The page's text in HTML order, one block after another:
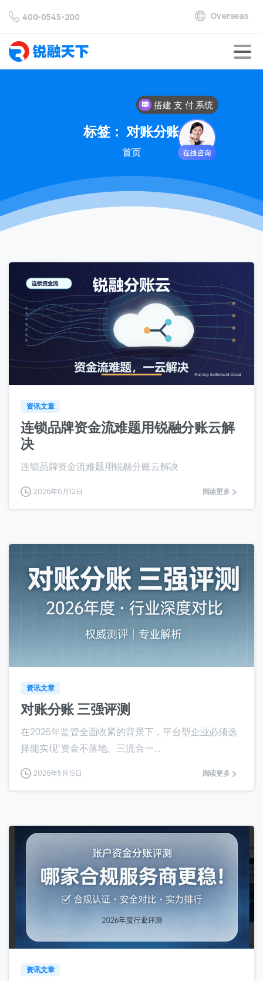
400-0545-200 Overseas
标签： 对账分账
首页
0
资讯文章
连锁品牌资金流难题用锐融分账云解
决
连锁品牌资金流难题用锐融分账云解决
2026年6月12日 阅读更多
8
资讯文章
对账分账 三强评测
在2026年监管全面收紧的背景下，平台型企业必须选
择能实现“资金不落地、三流合一...
2026年5月15日 阅读更多
资讯文章
对接 支 付 通道